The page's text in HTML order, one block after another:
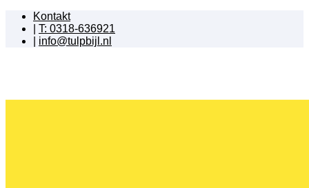
Kontakt
T: 0318-636921
info@tulpbijl.nl